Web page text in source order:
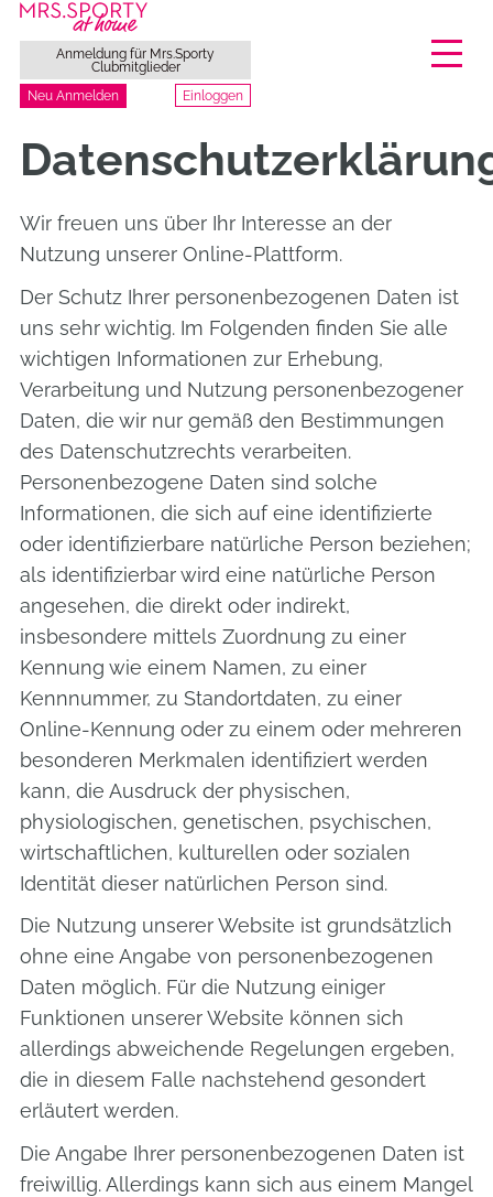
Inhalt
Anmeldung für Mrs.Sporty
Clubmitglieder
Neu Anmelden
Einloggen
Wir freuen uns über Ihr Interesse an der
Nutzung unserer Online-Plattform.
Der Schutz Ihrer personenbezogenen Daten ist
uns sehr wichtig. Im Folgenden finden Sie alle
wichtigen Informationen zur Erhebung,
Verarbeitung und Nutzung personenbezogener
Daten, die wir nur gemäß den Bestimmungen
des Datenschutzrechts verarbeiten.
Personenbezogene Daten sind solche
Informationen, die sich auf eine identifizierte
oder identifizierbare natürliche Person beziehen;
als identifizierbar wird eine natürliche Person
angesehen, die direkt oder indirekt,
insbesondere mittels Zuordnung zu einer
Kennung wie einem Namen, zu einer
Kennnummer, zu Standortdaten, zu einer
Online-Kennung oder zu einem oder mehreren
besonderen Merkmalen identifiziert werden
kann, die Ausdruck der physischen,
physiologischen, genetischen, psychischen,
wirtschaftlichen, kulturellen oder sozialen
Identität dieser natürlichen Person sind.
Die Nutzung unserer Website ist grundsätzlich
ohne eine Angabe von personenbezogenen
Daten möglich. Für die Nutzung einiger
Funktionen unserer Website können sich
allerdings abweichende Regelungen ergeben,
die in diesem Falle nachstehend gesondert
erläutert werden.
Die Angabe Ihrer personenbezogenen Daten ist
freiwillig. Allerdings kann sich aus einem Mangel